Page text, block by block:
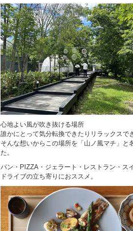
心地よい風が吹き抜ける場所
誰かにとって気分転換できたりリラックスで
そんな想いからこの場所を「山ノ風マチ」
た。
パン・PIZZA・ジェラート・レストラン・ス
ドライブの立ち寄りにおススメ。